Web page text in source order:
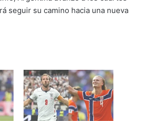
seguir su camino hacia una nueva